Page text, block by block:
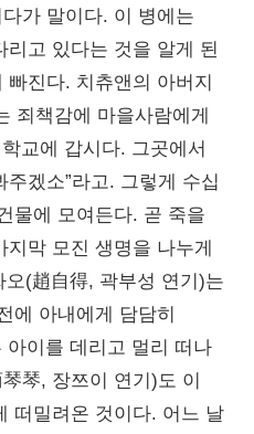
가 말이다. 이 병에는
고 있다는 것을 알게 된
진다. 치츄앤의 아버지
죄책감에 마을사람에게
교에 갑시다. 그곳에서
겠소”라고. 그렇게 수십
물에 모여든다. 곧 죽을
막 모진 생명을 나누게
(趙自得, 곽부성 연기)는
에 아내에게 담담히
아이를 데리고 멀리 떠나
琴, 장쯔이 연기)도 이
떠밀려온 것이다. 어느 날